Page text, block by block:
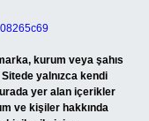
kurum veya şahıs
yalnızca kendi
yer alan içerikler
ve kişiler hakkında